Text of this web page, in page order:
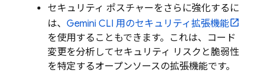
セキュリティ ポスチャーをさらに強化するに
は、 Gemini CLI 用のセキュリティ拡張機能
を使用することもできます。これは、コード
変更を分析してセキュリティ リスクと脆弱性
を特定するオープンソースの拡張機能です。